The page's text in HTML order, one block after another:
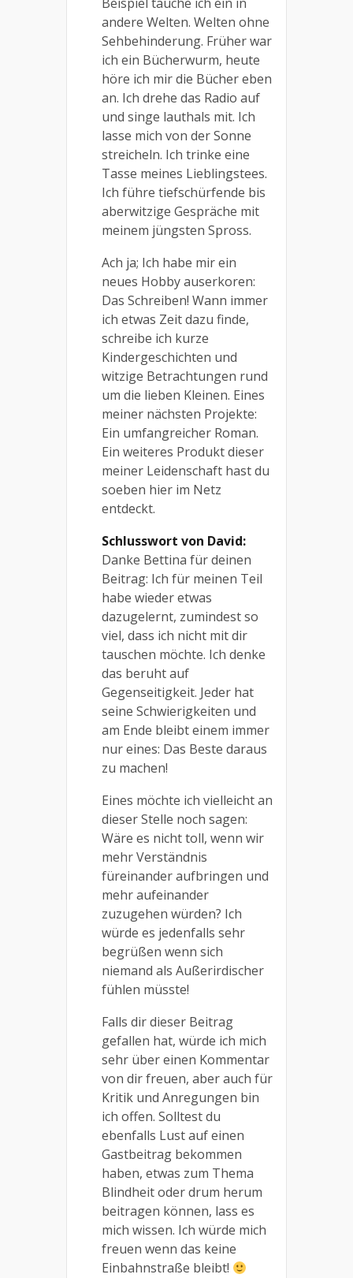
Beispiel tauche ich ein in
andere Welten. Welten ohne
Sehbehinderung. Früher war
ich ein Bücherwurm, heute
höre ich mir die Bücher eben
an. Ich drehe das Radio auf
und singe lauthals mit. Ich
lasse mich von der Sonne
streicheln. Ich trinke eine
Tasse meines Lieblingstees.
Ich führe tiefschürfende bis
aberwitzige Gespräche mit
meinem jüngsten Spross.
Ach ja; Ich habe mir ein
neues Hobby auserkoren:
Das Schreiben! Wann immer
ich etwas Zeit dazu finde,
schreibe ich kurze
Kindergeschichten und
witzige Betrachtungen rund
um die lieben Kleinen. Eines
meiner nächsten Projekte:
Ein umfangreicher Roman.
Ein weiteres Produkt dieser
meiner Leidenschaft hast du
soeben hier im Netz
entdeckt.
Schlusswort von David:
Danke Bettina für deinen
Beitrag: Ich für meinen Teil
habe wieder etwas
dazugelernt, zumindest so
viel, dass ich nicht mit dir
tauschen möchte. Ich denke
das beruht auf
Gegenseitigkeit. Jeder hat
seine Schwierigkeiten und
am Ende bleibt einem immer
nur eines: Das Beste daraus
zu machen!
Eines möchte ich vielleicht an
dieser Stelle noch sagen:
Wäre es nicht toll, wenn wir
mehr Verständnis
füreinander aufbringen und
mehr aufeinander
zuzugehen würden? Ich
würde es jedenfalls sehr
begrüßen wenn sich
niemand als Außerirdischer
fühlen müsste!
Falls dir dieser Beitrag
gefallen hat, würde ich mich
sehr über einen Kommentar
von dir freuen, aber auch für
Kritik und Anregungen bin
ich offen. Solltest du
ebenfalls Lust auf einen
Gastbeitrag bekommen
haben, etwas zum Thema
Blindheit oder drum herum
beitragen können, lass es
mich wissen. Ich würde mich
freuen wenn das keine
Einbahnstraße bleibt!